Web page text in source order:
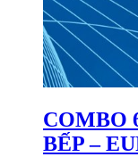
COMBO
BẾP –